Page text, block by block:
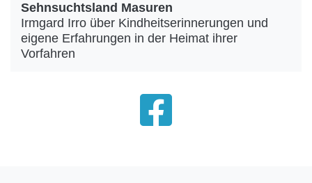
Sehnsuchtsland Masuren
Irmgard Irro über Kindheitserinnerungen und
eigene Erfahrungen in der Heimat ihrer
Vorfahren